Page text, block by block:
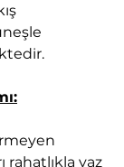
rahatlıkla yaz